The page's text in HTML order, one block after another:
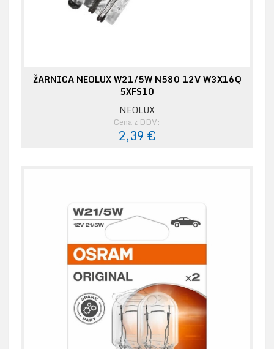
ŽARNICA NEOLUX W21/5W N580 12V W3X16Q
5XFS10
NEOLUX
Cena z DDV:
2,39 €